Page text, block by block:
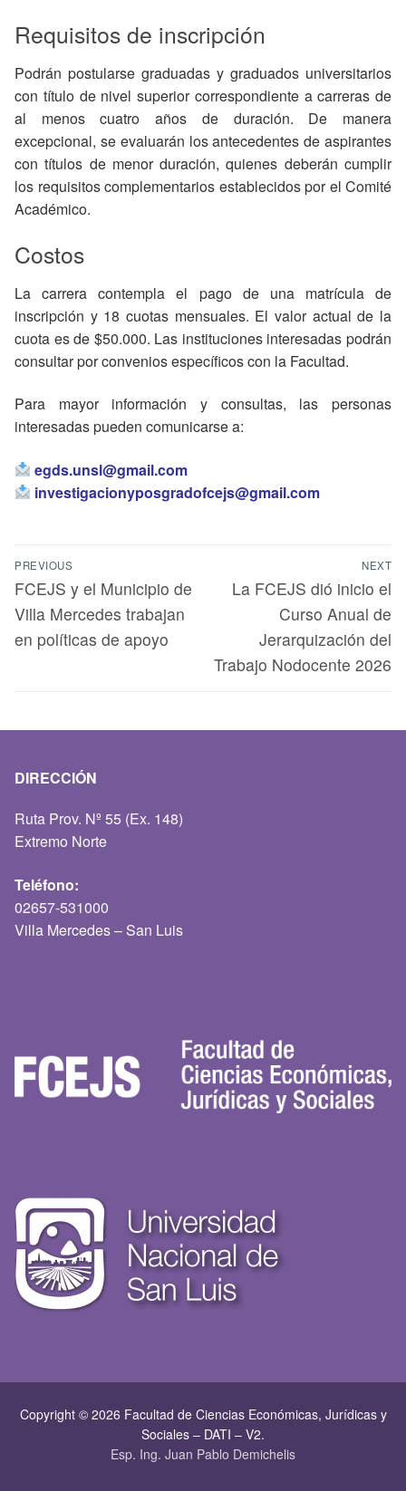
Requisitos de inscripción
Podrán postularse graduadas y graduados universitarios
con título de nivel superior correspondiente a carreras de
al menos cuatro años de duración. De manera
excepcional, se evaluarán los antecedentes de aspirantes
con títulos de menor duración, quienes deberán cumplir
los requisitos complementarios establecidos por el Comité
Académico.
Costos
La carrera contempla el pago de una matrícula de
inscripción y 18 cuotas mensuales. El valor actual de la
cuota es de $50.000. Las instituciones interesadas podrán
consultar por convenios específicos con la Facultad.
Para mayor información y consultas, las personas
interesadas pueden comunicarse a:
egds.unsl@gmail.com
investigacionyposgradofcejs@gmail.com
PREVIOUS
FCEJS y el Municipio de
Villa Mercedes trabajan
en políticas de apoyo
NEXT
La FCEJS dió inicio el
Curso Anual de
Jerarquización del
Trabajo Nodocente 2026
DIRECCIÓN
Ruta Prov. Nº 55 (Ex. 148)
Extremo Norte
Teléfono:
02657-531000
Villa Mercedes – San Luis
Copyright © 2026 Facultad de Ciencias Económicas, Jurí­dicas y
Sociales – DATI – V2.
Esp. Ing. Juan Pablo Demichelis